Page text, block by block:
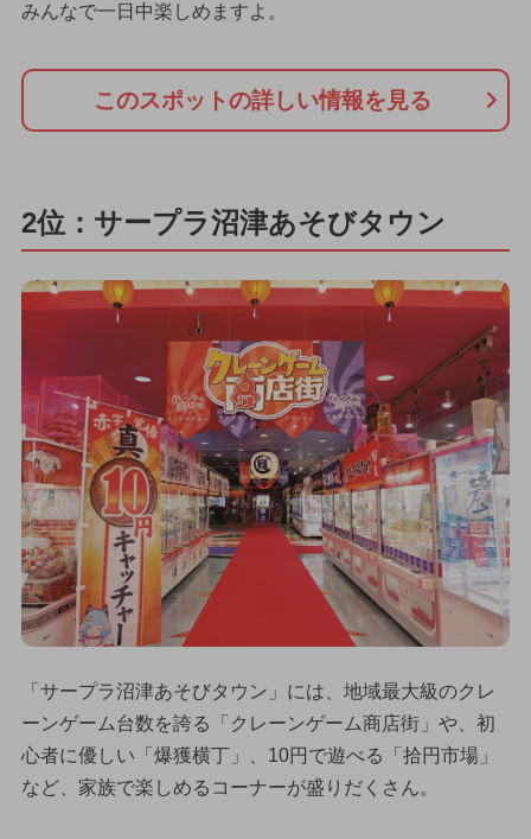
みんなで一日中楽しめますよ。
このスポットの詳しい情報を見る
2位：サープラ沼津あそびタウン
「サープラ沼津あそびタウン」には、地域最大級のクレ
ーンゲーム台数を誇る「クレーンゲーム商店街」や、初
心者に優しい「爆獲横丁」、10円で遊べる「拾円市場」
など、家族で楽しめるコーナーが盛りだくさん。